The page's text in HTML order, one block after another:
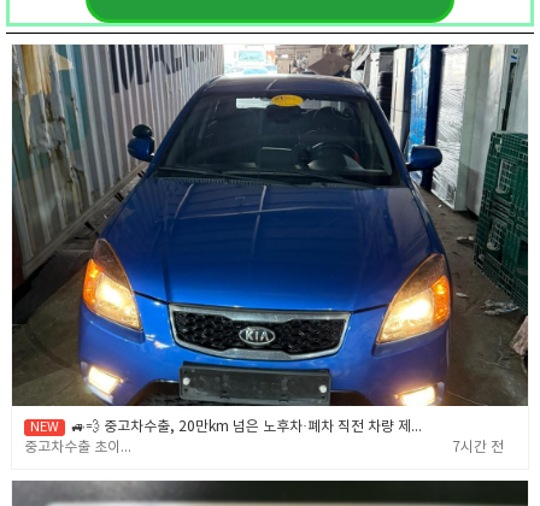
🚙💨 중고차수출, 20만km 넘은 노후차·폐차 직전 차량 제값 받고 파는 확실한 노하우 🎯✨ (중고차수출 초이무역)
중고차수출 초이무역
7시간 전